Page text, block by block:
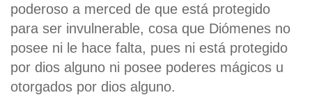
poderoso a merced de que está protegido
para ser invulnerable, cosa que Diómenes no
posee ni le hace falta, pues ni está protegido
por dios alguno ni posee poderes mágicos u
otorgados por dios alguno.